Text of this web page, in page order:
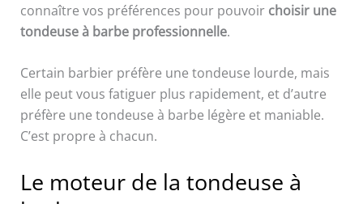
connaître vos préférences pour pouvoir choisir une
tondeuse à barbe professionnelle.
Certain barbier préfère une tondeuse lourde, mais
elle peut vous fatiguer plus rapidement, et d’autre
préfère une tondeuse à barbe légère et maniable.
C’est propre à chacun.
Le moteur de la tondeuse à